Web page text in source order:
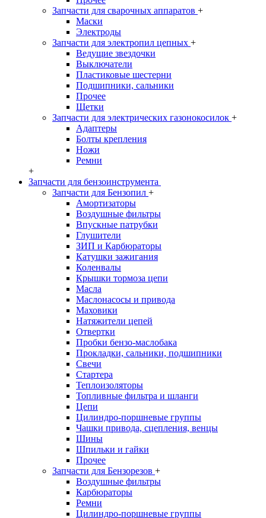
Запчасти для сварочных аппаратов +
Маски
Электроды
Запчасти для электропил цепных +
Ведущие звездочки
Выключатели
Пластиковые шестерни
Подшипники, сальники
Прочее
Щетки
Запчасти для электрических газонокосилок +
Адаптеры
Болты крепления
Ножи
Ремни
+
Запчасти для бензоинструмента
Запчасти для Бензопил +
Амортизаторы
Воздушные фильтры
Впускные патрубки
Глушители
ЗИП и Карбюраторы
Катушки зажигания
Коленвалы
Крышки тормоза цепи
Масла
Маслонасосы и привода
Маховики
Натяжители цепей
Отвертки
Пробки бензо-маслобака
Прокладки, сальники, подшипники
Свечи
Стартера
Теплоизоляторы
Топливные фильтра и шланги
Цепи
Цилиндро-поршневые группы
Чашки привода, сцепления, венцы
Шины
Шпильки и гайки
Прочее
Запчасти для Бензорезов +
Воздушные фильтры
Карбюраторы
Ремни
Цилиндро-поршневые группы